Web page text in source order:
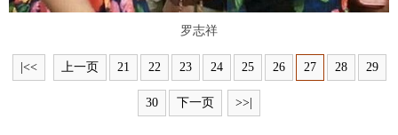
罗志祥
|<< 上一页 21 22 23 24 25 26 27 28 29
30 下一页 >>|